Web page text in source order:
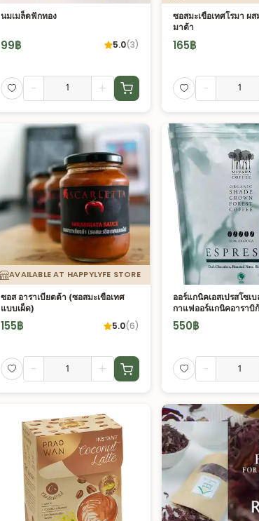
นมเมล็ดฟักทอง
99฿ 5.0(3)
- +
ซอสมะเขือเทศโรมา ผ
มาต้า
165฿
-
AVAILABLE AT HAPPYLYFE STORE
ซอส อาราเบียตต้า (ซอสมะเขือเทศ
แบบเผ็ด)
155฿ 5.0(6)
- +
ออร์แกนิคเอสเปรสโซเ
กาแฟออร์แกนิคอาราบิ
550฿
-